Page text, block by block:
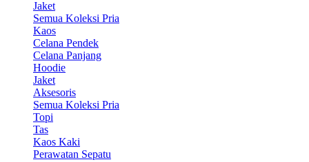
Jaket
Semua Koleksi Pria
Kaos
Celana Pendek
Celana Panjang
Hoodie
Jaket
Aksesoris
Semua Koleksi Pria
Topi
Tas
Kaos Kaki
Perawatan Sepatu